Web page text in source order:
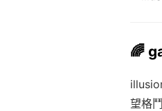
🌈
望格